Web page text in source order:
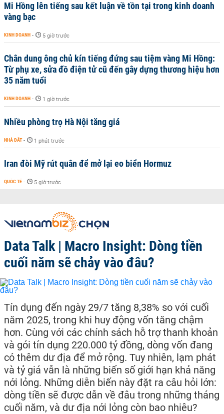
Mi Hồng lên tiếng sau kết luận về tồn tại trong kinh doanh
vàng bạc
KINH DOANH - 5 giờ trước
Chân dung ông chủ kín tiếng đứng sau tiệm vàng Mi Hồng:
Từ phụ xe, sửa đồ điện tử cũ đến gây dựng thương hiệu hơn
35 năm tuổi
KINH DOANH - 1 giờ trước
Nhiều phòng trọ Hà Nội tăng giá
NHÀ ĐẤT - 1 phút trước
Iran đòi Mỹ rút quân để mở lại eo biển Hormuz
QUỐC TẾ - 5 giờ trước
Data Talk | Macro Insight: Dòng tiền
cuối năm sẽ chảy vào đâu?
Tín dụng đến ngày 29/7 tăng 8,38% so với cuối
năm 2025, trong khi huy động vốn tăng chậm
hơn. Cùng với các chính sách hỗ trợ thanh khoản
và gói tín dụng 220.000 tỷ đồng, dòng vốn đang
có thêm dư địa để mở rộng. Tuy nhiên, lạm phát
và tỷ giá vẫn là những biến số giới hạn khả năng
nới lỏng. Những diễn biến này đặt ra câu hỏi lớn:
dòng tiền sẽ được dẫn về đâu trong những tháng
cuối năm, và dư địa nới lỏng còn bao nhiêu?